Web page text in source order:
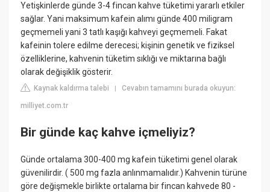
Yetişkinlerde günde 3-4 fincan kahve tüketimi yararlı etkiler
sağlar. Yani maksimum kafein alımı günde 400 miligram
geçmemeli yani 3 tatlı kaşığı kahveyi geçmemeli. Fakat
kafeinin tolere edilme derecesi; kişinin genetik ve fiziksel
özelliklerine, kahvenin tüketim sıklığı ve miktarına bağlı
olarak değişiklik gösterir.
Kaynak kaldırma talebi |Cevabın tamamını burada okuyun:
milliyet.com.tr
Bir günde kaç kahve içmeliyiz?
Günde ortalama 300-400 mg kafein tüketimi genel olarak
güvenilirdir. ( 500 mg fazla anlınmamalıdır.) Kahvenin türüne
göre değişmekle birlikte ortalama bir fincan kahvede 80 -